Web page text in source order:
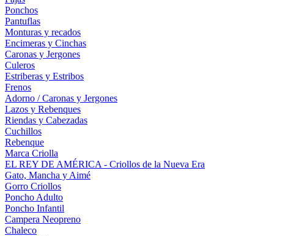
Ponchos
Pantuflas
Monturas y recados
Encimeras y Cinchas
Caronas y Jergones
Culeros
Estriberas y Estribos
Frenos
Adorno / Caronas y Jergones
Lazos y Rebenques
Riendas y Cabezadas
Cuchillos
Rebenque
Marca Criolla
EL REY DE AMÉRICA - Criollos de la Nueva Era
Gato, Mancha y Aimé
Gorro Criollos
Poncho Adulto
Poncho Infantil
Campera Neopreno
Chaleco